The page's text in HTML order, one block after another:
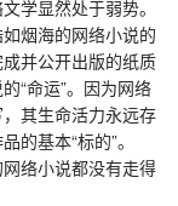
学显然处于弱势。
烟海的网络小说的
并公开出版的纸质
“命运”。因为网络
其生命活力永远存
的基本“标的”。
络小说都没有走得